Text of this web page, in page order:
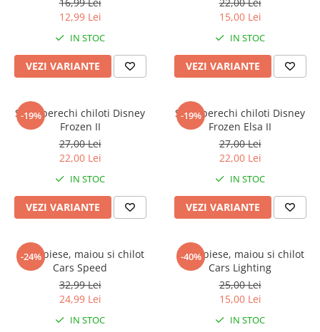
Wonder Woman
The Grinch
FLAMINGO
Incaltaminte fete
Pantofi fete
Pantofi sport fete
Sandale fete
12,99 Lei
IN STOC
VEZI VARIANTE
15,00 Lei
IN STOC
VEZI VARIANTE
-19%
Set 3 perechi chiloti Disney
Frozen II
27,00 Lei
22,00 Lei
IN STOC
VEZI VARIANTE
-19%
Set 3 perechi chiloti Disney
Frozen Elsa II
27,00 Lei
22,00 Lei
IN STOC
VEZI VARIANTE
-24%
Set 2 piese, maiou si chilot
Cars Speed
32,99 Lei
24,99 Lei
IN STOC
-40%
Set 2 piese, maiou si chilot
Cars Lighting
25,00 Lei
15,00 Lei
IN STOC